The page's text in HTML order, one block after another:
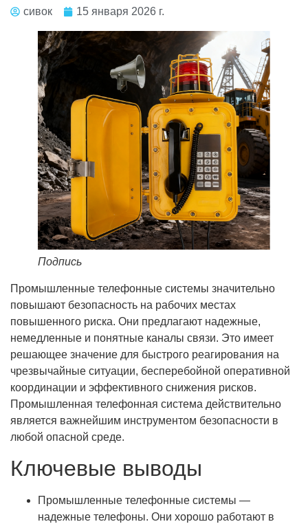
сивок 15 января 2026 г.
Подпись
Промышленные телефонные системы значительно
повышают безопасность на рабочих местах
повышенного риска. Они предлагают надежные,
немедленные и понятные каналы связи. Это имеет
решающее значение для быстрого реагирования на
чрезвычайные ситуации, бесперебойной оперативной
координации и эффективного снижения рисков.
Промышленная телефонная система действительно
является важнейшим инструментом безопасности в
любой опасной среде.
Ключевые выводы
Промышленные телефонные системы —
надежные телефоны. Они хорошо работают в